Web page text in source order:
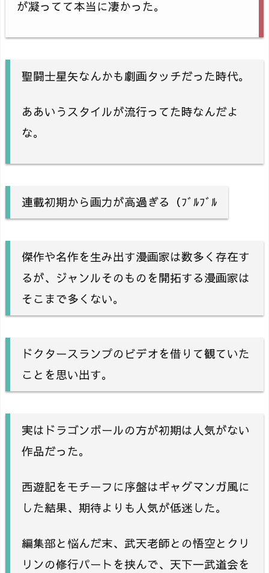
が凝ってて本当に凄かった。
聖闘士星矢なんかも劇画タッチだった時代。
ああいうスタイルが流行ってた時なんだよ
な。
連載初期から画力が高過ぎる（ﾌﾞﾙﾌﾞﾙ
傑作や名作を生み出す漫画家は数多く存在す
るが、ジャンルそのものを開拓する漫画家は
そこまで多くない。
ドクタースランプのビデオを借りて観ていた
ことを思い出す。
実はドラゴンボールの方が初期は人気がない
作品だった。
西遊記をモチーフに序盤はギャグマンガ風に
した結果、期待よりも人気が低迷した。
編集部と悩んだ末、武天老師との悟空とクリ
リンの修行パートを挟んで、天下一武道会を